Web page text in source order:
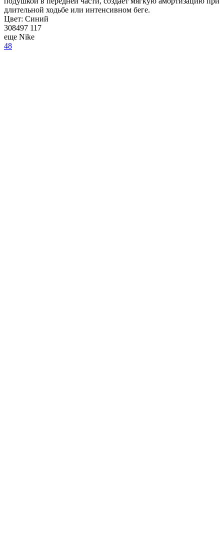
длительной ходьбе или интенсивном беге.
Цвет: Синий
308497 117
еще Nike
48